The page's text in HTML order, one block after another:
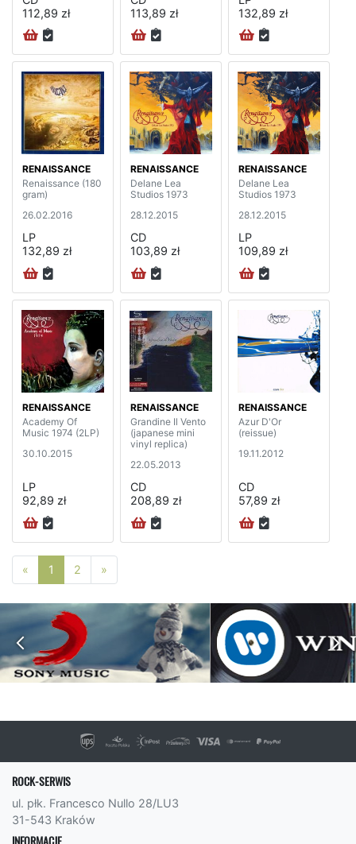
112,89 zł
113,89 zł
132,89 zł
RENAISSANCE
Renaissance (180
gram)
26.02.2016
LP
132,89 zł
RENAISSANCE
Delane Lea
Studios 1973
28.12.2015
CD
103,89 zł
RENAISSANCE
Delane Lea
Studios 1973
28.12.2015
LP
109,89 zł
RENAISSANCE
Academy Of
Music 1974 (2LP)
30.10.2015
LP
92,89 zł
RENAISSANCE
Grandine Il Vento
(japanese mini
vinyl replica)
22.05.2013
CD
208,89 zł
RENAISSANCE
Azur D'Or
(reissue)
19.11.2012
CD
57,89 zł
« Poprzednia strona
1 2 »
ROCK-SERWIS
ul. płk. Francesco Nullo 28/LU3
31-543 Kraków
INFORMACJE